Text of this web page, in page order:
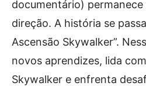
documentário)
direção. A história se
Ascensão Skywalker”.
novos aprendizes, lida
Skywalker e enfrenta